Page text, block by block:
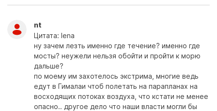
nt
Цитата: lena
ну зачем лезть именно где течение? именно где
мосты? неужели нельзя обойти и пройти к морю
дальше?
по моему им захотелось экстрима, многие ведь
едут в Гималаи чтоб полетать на парапланах на
восходящих потоках воздуха, что кстати не менее
опасно.. другое дело что наши власти могли бы